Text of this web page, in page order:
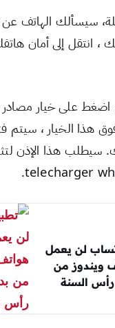
سيسألك الهاتف
، انتقل إلى أمان
على خيار مصادر
فوق هذا الخيار ،
سيطلب هذا الإذن
telecharger
لن يعمل
ويندوز من
رأس السنة